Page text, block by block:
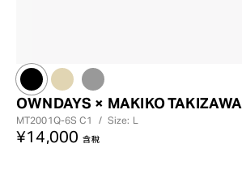
OWNDAYS × MAKIKO TAKIZAWA
MT2001Q-6SC1 / Size: L
¥14,000 含稅